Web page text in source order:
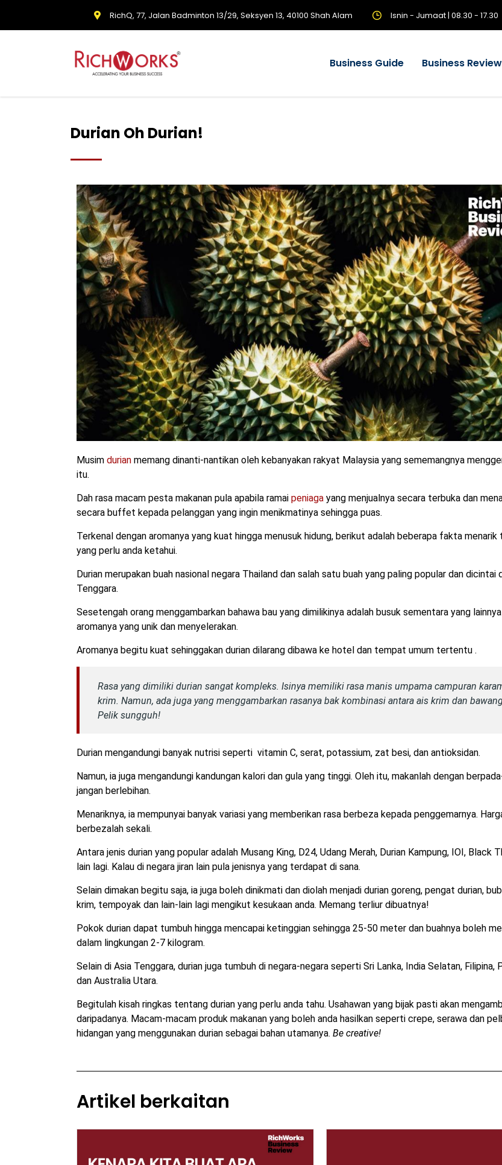
RichQ, 77, Jalan Badminton 13/29, Seksyen 13, 40100 Shah Alam Isnin - Jumaat | 08.30 - 17.30
Business Guide Business Review
Durian Oh Durian!
Musim durian memang dinanti-nantikan oleh kebanyakan rakyat Malaysia yang sememangnya
itu.
Dah rasa macam pesta makanan pula apabila ramai peniaga yang menjualnya secara terbuka dan
secara buffet kepada pelanggan yang ingin menikmatinya sehingga puas.
Terkenal dengan aromanya yang kuat hingga menusuk hidung, berikut adalah beberapa fakta menarik
yang perlu anda ketahui.
Durian merupakan buah nasional negara Thailand dan salah satu buah yang paling popular dan dicintai
Tenggara.
Sesetengah orang menggambarkan bahawa bau yang dimilikinya adalah busuk sementara yang
aromanya yang unik dan menyelerakan.
Aromanya begitu kuat sehinggakan durian dilarang dibawa ke hotel dan tempat umum tertentu .
Rasa yang dimiliki durian sangat kompleks. Isinya memiliki rasa manis umpama campuran
krim. Namun, ada juga yang menggambarkan rasanya bak kombinasi antara ais krim dan
Pelik sungguh!
Durian mengandungi banyak nutrisi seperti vitamin C, serat, potassium, zat besi, dan antioksidan.
Namun, ia juga mengandungi kandungan kalori dan gula yang tinggi. Oleh itu, makanlah dengan
jangan berlebihan.
Menariknya, ia mempunyai banyak variasi yang memberikan rasa berbeza kepada penggemarnya.
berbezalah sekali.
Antara jenis durian yang popular adalah Musang King, D24, Udang Merah, Durian Kampung, IOI, Black
lain lagi. Kalau di negara jiran lain pula jenisnya yang terdapat di sana.
Selain dimakan begitu saja, ia juga boleh dinikmati dan diolah menjadi durian goreng, pengat durian,
krim, tempoyak dan lain-lain lagi mengikut kesukaan anda. Memang terliur dibuatnya!
Pokok durian dapat tumbuh hingga mencapai ketinggian sehingga 25-50 meter dan buahnya boleh
dalam lingkungan 2-7 kilogram.
Selain di Asia Tenggara, durian juga tumbuh di negara-negara seperti Sri Lanka, India Selatan, Filipina,
dan Australia Utara.
Begitulah kisah ringkas tentang durian yang perlu anda tahu. Usahawan yang bijak pasti akan
daripadanya. Macam-macam produk makanan yang boleh anda hasilkan seperti crepe, serawa dan
hidangan yang menggunakan durian sebagai bahan utamanya. Be creative!
Artikel berkaitan